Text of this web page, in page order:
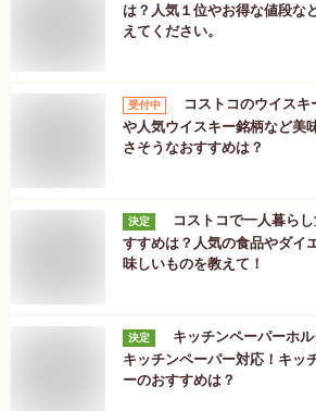
は？人気１位やお得な値段な
えてください。
受付中
コストコのウイスキ
や人気ウイスキー銘柄など美
さそうなおすすめは？
決定
コストコで一人暮ら
すすめは？人気の食品やダイ
味しいものを教えて！
決定
キッチンペーパーホ
キッチンペーパー対応！キッ
ーのおすすめは？